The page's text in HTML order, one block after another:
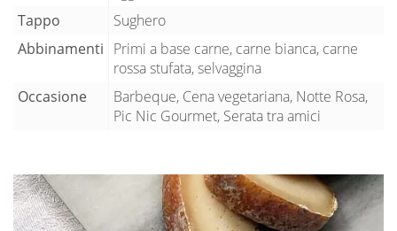
Tappo
Sughero
Abbinamenti Primi a base carne, carne bianca, carne
rossa stufata, selvaggina
Occasione
Barbeque, Cena vegetariana, Notte Rosa,
Pic Nic Gourmet, Serata tra amici